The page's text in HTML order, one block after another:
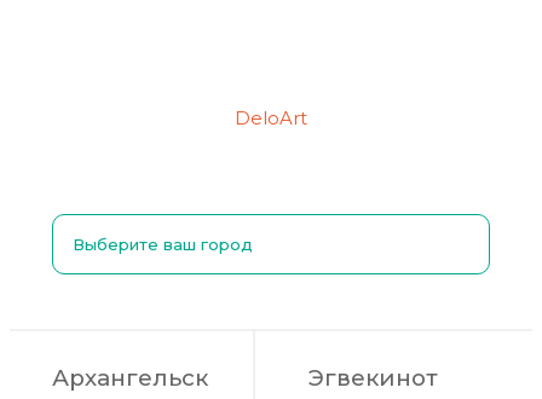
DeloArt
Выберите ваш город
Архангельск Эгвекинот